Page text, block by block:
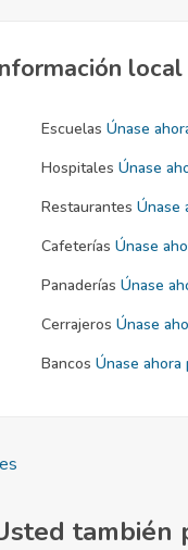
local
Escuelas Únase
Hospitales Únase
Restaurantes Únase
Cafeterías Únase
Panaderías Únase
Cerrajeros Únase
Bancos Únase ahora
también